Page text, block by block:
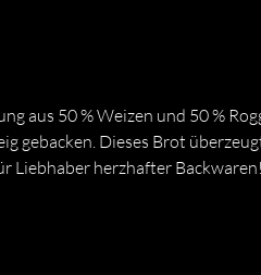
aus 50 % Weizen und 50 %
gebacken. Dieses Brot
Liebhaber herzhafter Backwaren!